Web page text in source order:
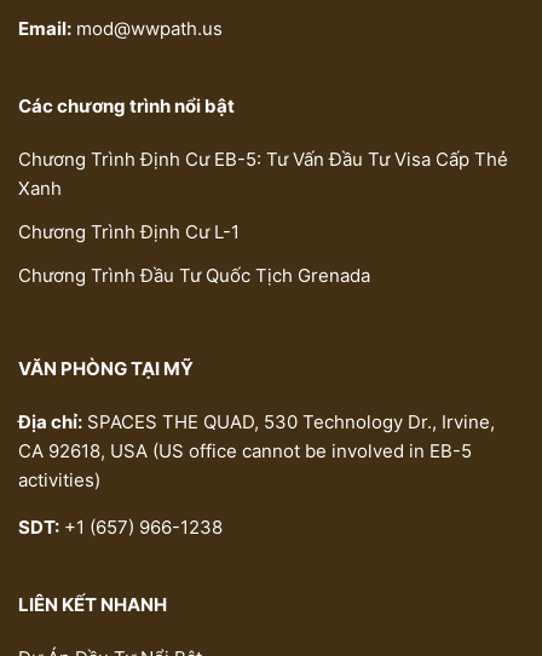
Email: mod@wwpath.us
Các chương trình nổi bật
Chương Trình Định Cư EB-5: Tư Vấn Đầu Tư Visa Cấp Thẻ
Xanh
Chương Trình Định Cư L-1
Chương Trình Đầu Tư Quốc Tịch Grenada
VĂN PHÒNG TẠI MỸ
Địa chỉ: SPACES THE QUAD, 530 Technology Dr., Irvine,
CA 92618, USA (US office cannot be involved in EB-5
activities)
SDT: +1 (657) 966-1238
LIÊN KẾT NHANH